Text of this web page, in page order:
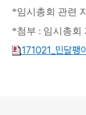
*임시총회 관련
*첨부 : 임시총회
171021_민달팽